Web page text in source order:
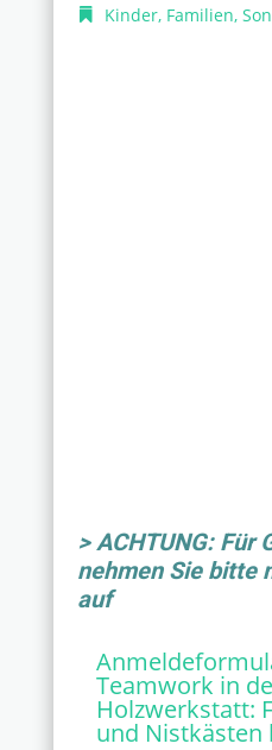
Kinder, Familien,
> ACHTUNG: Für
nehmen Sie bitte
auf
Teamwork in
Holzwerkstatt:
und Nistkästen